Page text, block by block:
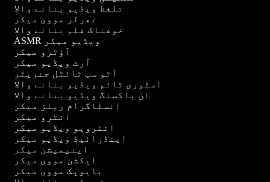
تلفظ ویڈیو بنانے والا
تھرلر مووی میکر
خوفناک فلم بنانے والا
ASMR ویڈیو میکر
آؤٹرو میکر
آرٹ ویڈیو میکر
آٹو سب ٹائٹل جنریٹر
اسٹوری ٹائم ویڈیو بنانے والا
ان باکسنگ ویڈیو بنانے والا
انسٹاگرام ریلز میکر
انٹرو میکر
انٹرویو ویڈیو میکر
اینڈرائیڈ ویڈیو میکر
اینیمیشن میکر
ایکشن مووی میکر
بایوپک مووی میکر